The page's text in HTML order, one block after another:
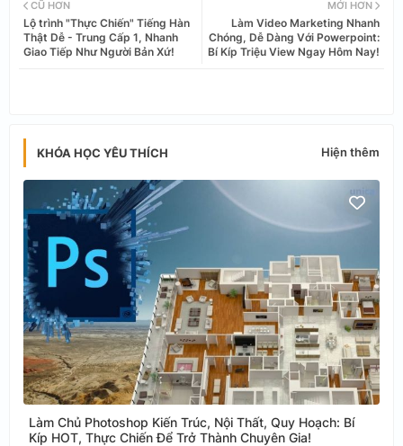
tter ats
MỚI HƠN
Làm Video Marketing Nhanh
Chóng, Dễ Dàng Với Powerpoint:
Bí Kíp Triệu View Ngay Hôm Nay!
CŨ HƠN
Lộ trình "Thực Chiến" Tiếng Hàn
Thật Dễ - Trung Cấp 1, Nhanh
Giao Tiếp Như Người Bản Xứ!
KHÓA HỌC YÊU THÍCH Hiện thêm
Làm Chủ Photoshop Kiến Trúc, Nội Thất, Quy Hoạch: Bí
Kíp HOT, Thực Chiến Để Trở Thành Chuyên Gia!